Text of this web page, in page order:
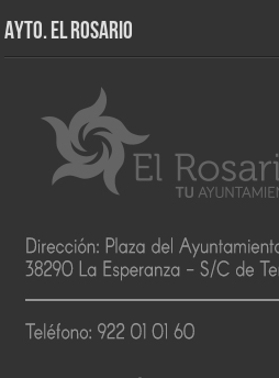
AYTO. EL ROSARIO